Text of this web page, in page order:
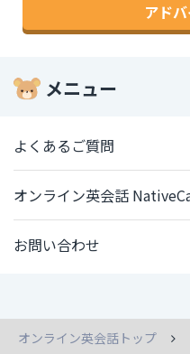
アド
メニュー
よくあるご質問
オンライン英会話
お問い合わせ
オンライン英会話トップ